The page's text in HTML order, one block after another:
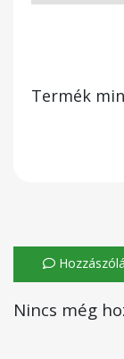
Termék
Nincs még